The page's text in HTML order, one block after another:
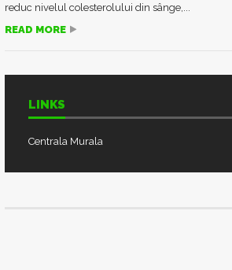
reduc nivelul colesterolului din sânge,...
READ MORE
LINKS
Centrala Murala